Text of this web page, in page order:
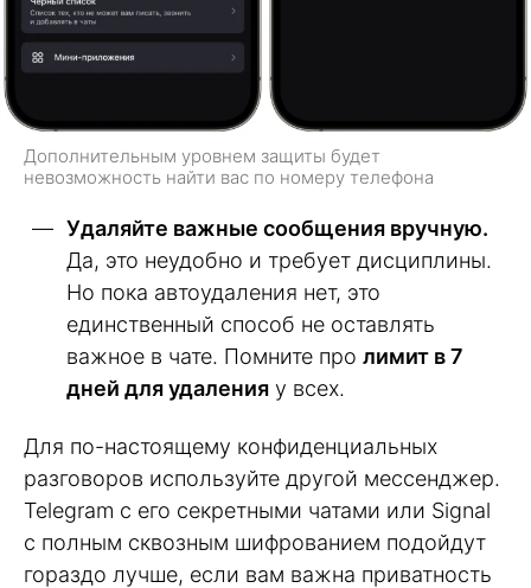
Дополнительным уровнем защиты будет
невозможность найти вас по номеру телефона
Удаляйте важные сообщения вручную.
Да, это неудобно и требует дисциплины.
Но пока автоудаления нет, это
единственный способ не оставлять
важное в чате. Помните про лимит в 7
дней для удаления у всех.
Для по-настоящему конфиденциальных
разговоров используйте другой мессенджер.
Telegram с его секретными чатами или Signal
с полным сквозным шифрованием подойдут
гораздо лучше, если вам важна приватность